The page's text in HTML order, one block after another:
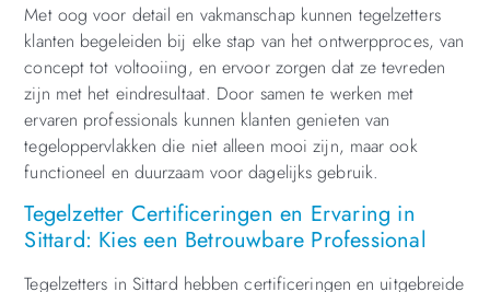
Met oog voor detail en vakmanschap kunnen tegelzetters
klanten begeleiden bij elke stap van het ontwerpproces, van
concept tot voltooiing, en ervoor zorgen dat ze tevreden
zijn met het eindresultaat. Door samen te werken met
ervaren professionals kunnen klanten genieten van
tegeloppervlakken die niet alleen mooi zijn, maar ook
functioneel en duurzaam voor dagelijks gebruik.
Tegelzetter Certificeringen en Ervaring in
Sittard: Kies een Betrouwbare Professional
Tegelzetters in Sittard hebben certificeringen en uitgebreide